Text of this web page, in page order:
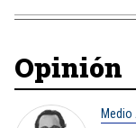
Opinión
Medio